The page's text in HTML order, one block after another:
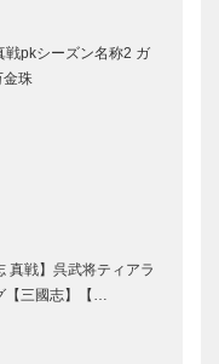
戦pkシーズン名称2 ガ
金珠
真戦】呉武将ティアラ
【三國志】【…